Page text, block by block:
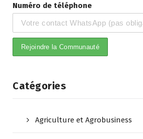
Numéro de téléphone
Catégories
Agriculture et Agrobusiness